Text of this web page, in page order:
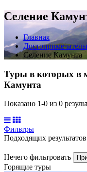
Селение
Главная
Селение Камунта
Туры в которых в
Камунта
Показано 1-0 из 0
Фильтры
Подходящих
Нечего фильтровать
Горящие туры